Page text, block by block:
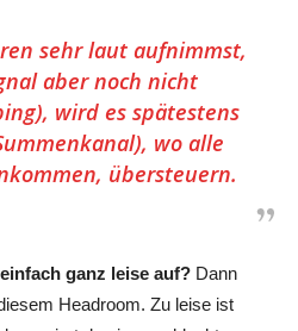
sehr laut aufnimmst,
aber noch nicht
wird es spätestens
wo alle
übersteuern.
ganz leise auf? Dann
Headroom. Zu leise ist